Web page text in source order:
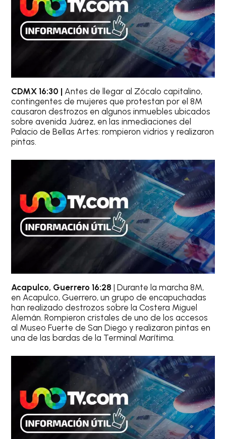
CDMX 16:30 |Antes de llegar al Zócalo capitalino,
contingentes de mujeres que protestan por el 8M
causaron destrozos en algunos inmuebles ubicados
sobre avenida Juárez, en las inmediaciones del
Palacio de Bellas Artes: rompieron vidrios y realizaron
pintas.
Acapulco, Guerrero 16:28| Durante la marcha 8M,
en Acapulco, Guerrero, un grupo de encapuchadas
han realizado destrozos sobre la Costera Miguel
Alemán. Rompieron cristales de uno de los accesos
al Museo Fuerte de San Diego y realizaron pintas en
una de las bardas de la Terminal Marítima.